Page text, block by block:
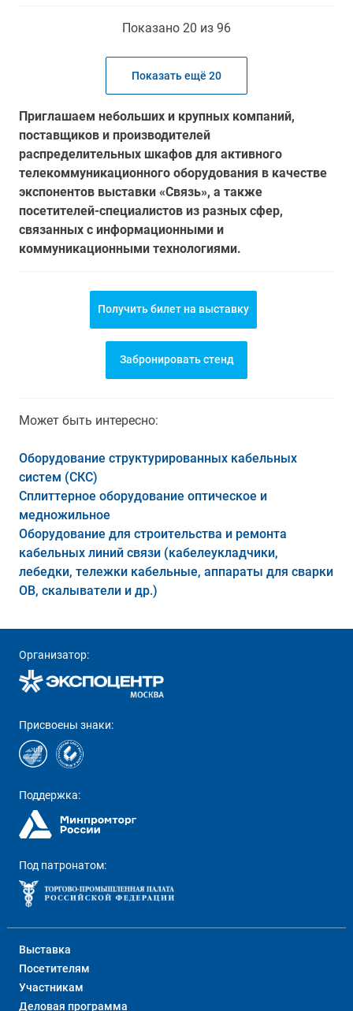
Показано 20 из 96
Показать ещё 20
Приглашаем небольших и крупных компаний,
поставщиков и производителей
распределительных шкафов для активного
телекоммуникационного оборудования в качестве
экспонентов выставки «Связь», а также
посетителей-специалистов из разных сфер,
связанных с информационными и
коммуникационными технологиями.
Получить билет на выставку
Забронировать стенд
Может быть интересно:
Оборудование структурированных кабельных
систем (СКС)
Сплиттерное оборудование оптическое и
медножильное
Оборудование для строительства и ремонта
кабельных линий связи (кабелеукладчики,
лебедки, тележки кабельные, аппараты для сварки
ОВ, скалыватели и др.)
Организатор:
Присвоены знаки:
Поддержка:
Под патронатом:
Выставка
Посетителям
Участникам
Деловая программа